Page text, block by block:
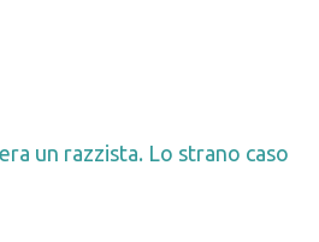
un razzista. Lo strano caso